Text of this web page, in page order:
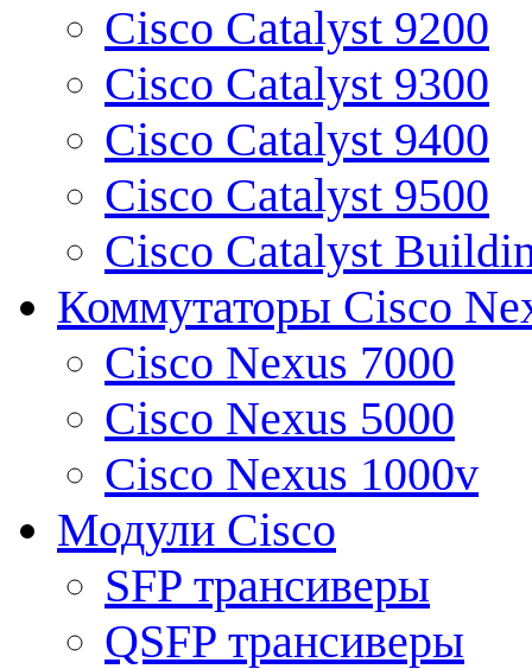
Cisco Catalyst 9200
Cisco Catalyst 9300
Cisco Catalyst 9400
Cisco Catalyst 9500
Cisco Catalyst
Коммутаторы Cisco
Cisco Nexus 7000
Cisco Nexus 5000
Cisco Nexus 1000v
Модули Cisco
SFP трансиверы
QSFP трансиверы